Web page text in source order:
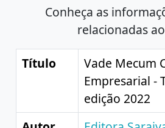
Conheça as
relacionadas
Título
Vade Mecum
Empresarial -
edição 2022